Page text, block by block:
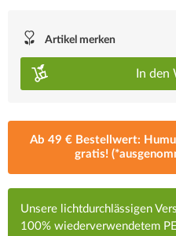
Artikel merken
In den
Ab 49 € Bestellwert:
gratis!
Unsere lichtdurchlässigen
100% wiederverwendetem